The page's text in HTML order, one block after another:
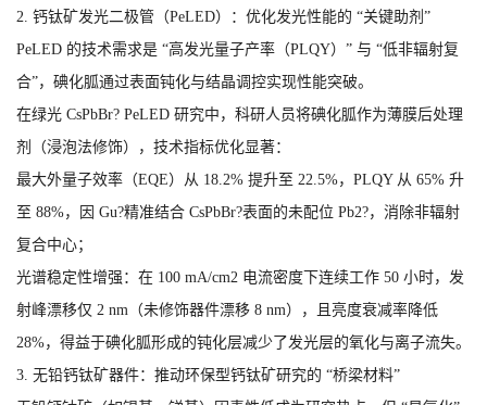
2. 钙钛矿发光二极管（PeLED）：优化发光性能的 “关键助剂”
PeLED 的技术需求是 “高发光量子产率（PLQY）” 与 “低非辐射复
合”，碘化胍通过表面钝化与结晶调控实现性能突破。
在绿光 CsPbBr? PeLED 研究中，科研人员将碘化胍作为薄膜后处理
剂（浸泡法修饰），技术指标优化显著：
最大外量子效率（EQE）从 18.2% 提升至 22.5%，PLQY 从 65% 升
至 88%，因 Gu?精准结合 CsPbBr?表面的未配位 Pb2?，消除非辐射
复合中心；
光谱稳定性增强：在 100 mA/cm2 电流密度下连续工作 50 小时，发
射峰漂移仅 2 nm（未修饰器件漂移 8 nm），且亮度衰减率降低
28%，得益于碘化胍形成的钝化层减少了发光层的氧化与离子流失。
3. 无铅钙钛矿器件：推动环保型钙钛矿研究的 “桥梁材料”